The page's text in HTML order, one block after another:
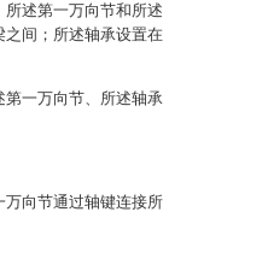
述第一万向节和所述
间；所述轴承设置在
第一万向节、所述轴承
万向节通过轴键连接所